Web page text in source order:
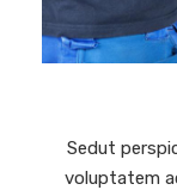
Sedut
voluptatem